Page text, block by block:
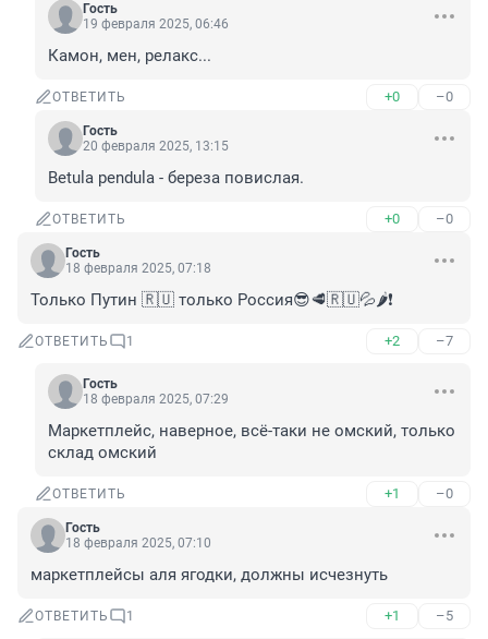
Гость
19 февраля 2025, 06:46
Камон, мен, релакс...
ОТВЕТИТЬ +0 –0
Гость
20 февраля 2025, 13:15
Betula pendula - береза повислая.
ОТВЕТИТЬ +0 –0
Гость
18 февраля 2025, 07:18
Только Путин 🇷🇺 только Россия😎🥩🇷🇺💦🌶️❗
ОТВЕТИТЬ 1 +2 –7
Гость
18 февраля 2025, 07:29
Маркетплейс, наверное, всё-таки не омский, только
склад омский
ОТВЕТИТЬ +1 –0
Гость
18 февраля 2025, 07:10
маркетплейсы аля ягодки, должны исчезнуть
ОТВЕТИТЬ 1 +1 –5